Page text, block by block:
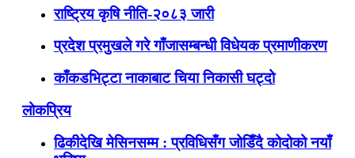
राष्ट्रिय कृषि नीति-२०८३ जारी
प्रदेश प्रमुखले गरे गाँजासम्बन्धी विधेयक प्रमाणीकरण
काँकडभिट्टा नाकाबाट चिया निकासी घट्दो
लोकप्रिय
ढिकीदेखि मेसिनसम्म : प्रविधिसँग जोडिँदै कोदोको नयाँ